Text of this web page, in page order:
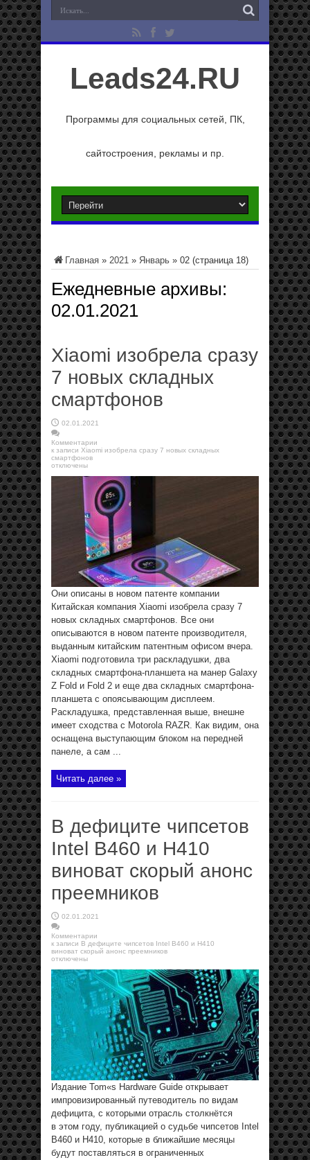
Leads24.RU
Программы для социальных сетей, ПК,
сайтостроения, рекламы и пр.
Главная » 2021 » Январь » 02 (страница 18)
Ежедневные архивы:
02.01.2021
Xiaomi изобрела сразу
7 новых складных
смартфонов
02.01.2021
Комментарии
к записи Xiaomi изобрела сразу 7 новых складных
смартфонов
отключены
Они описаны в новом патенте компании
Китайская компания Xiaomi изобрела сразу 7
новых складных смартфонов. Все они
описываются в новом патенте производителя,
выданным китайским патентным офисом вчера.
Xiaomi подготовила три раскладушки, два
складных смартфона-планшета на манер Galaxy
Z Fold и Fold 2 и еще два складных смартфона-
планшета с опоясывающим дисплеем.
Раскладушка, представленная выше, внешне
имеет сходства с Motorola RAZR. Как видим, она
оснащена выступающим блоком на передней
панеле, а сам ...
Читать далее »
В дефиците чипсетов
Intel B460 и H410
виноват скорый анонс
преемников
02.01.2021
Комментарии
к записи В дефиците чипсетов Intel B460 и H410
виноват скорый анонс преемников
отключены
Издание Tom«s Hardware Guide открывает
импровизированный путеводитель по видам
дефицита, с которыми отрасль столкнётся
в этом году, публикацией о судьбе чипсетов Intel
B460 и H410, которые в ближайшие месяцы
будут поставляться в ограниченных